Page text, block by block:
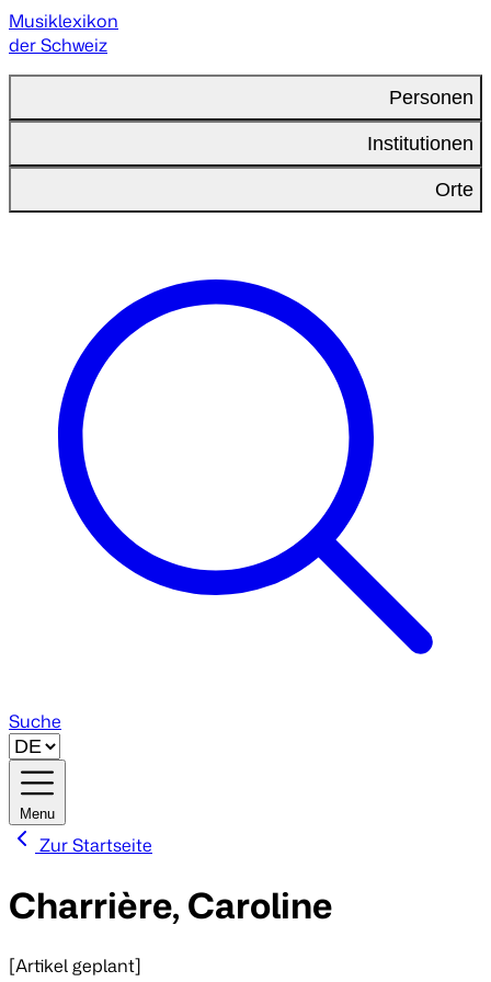
Musiklexikon
der Schweiz
Personen
Institutionen
Orte
Suche
Menu
Zur Startseite
Charrière, Caroline
[Artikel geplant]